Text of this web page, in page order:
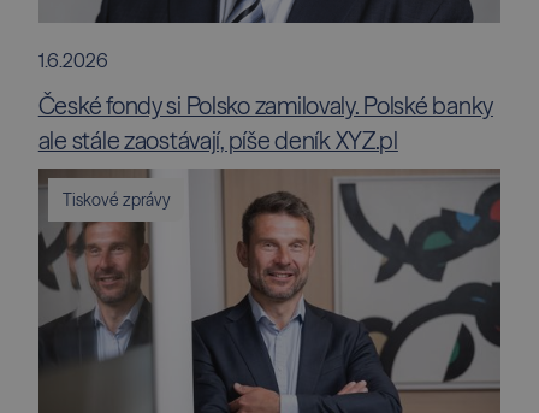
1.6.2026
České fondy si Polsko zamilovaly. Polské banky
ale stále zaostávají, píše deník XYZ.pl
Tiskové zprávy